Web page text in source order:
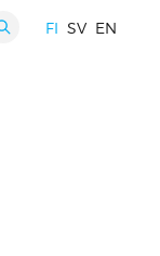
FI SV EN